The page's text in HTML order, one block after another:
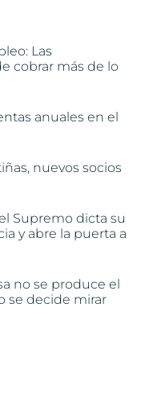
Las
cobrar más de lo
anuales en el
nuevos socios
Supremo dicta su
y abre la puerta a
no se produce el
se decide mirar